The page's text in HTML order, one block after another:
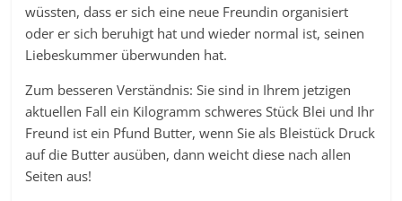
wüssten, dass er sich eine neue Freundin organisiert
oder er sich beruhigt hat und wieder normal ist, seinen
Liebeskummer überwunden hat.
Zum besseren Verständnis: Sie sind in Ihrem jetzigen
aktuellen Fall ein Kilogramm schweres Stück Blei und Ihr
Freund ist ein Pfund Butter, wenn Sie als Bleistück Druck
auf die Butter ausüben, dann weicht diese nach allen
Seiten aus!